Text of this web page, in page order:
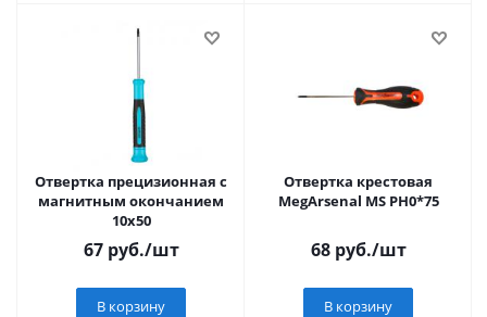
Отвертка прецизионная с
магнитным окончанием
10х50
67руб./шт
В корзину
Отвертка крестовая
MegArsenal МS РН0*75
68руб./шт
В корзину